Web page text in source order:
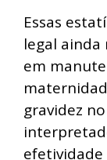
Essas
legal
em
gravidez